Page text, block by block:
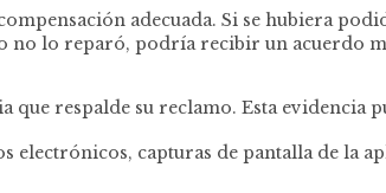
adecuada. Si se hubiera
no lo reparó, podría recibir un acuerdo
que respalde su reclamo. Esta evidencia
capturas de pantalla de la